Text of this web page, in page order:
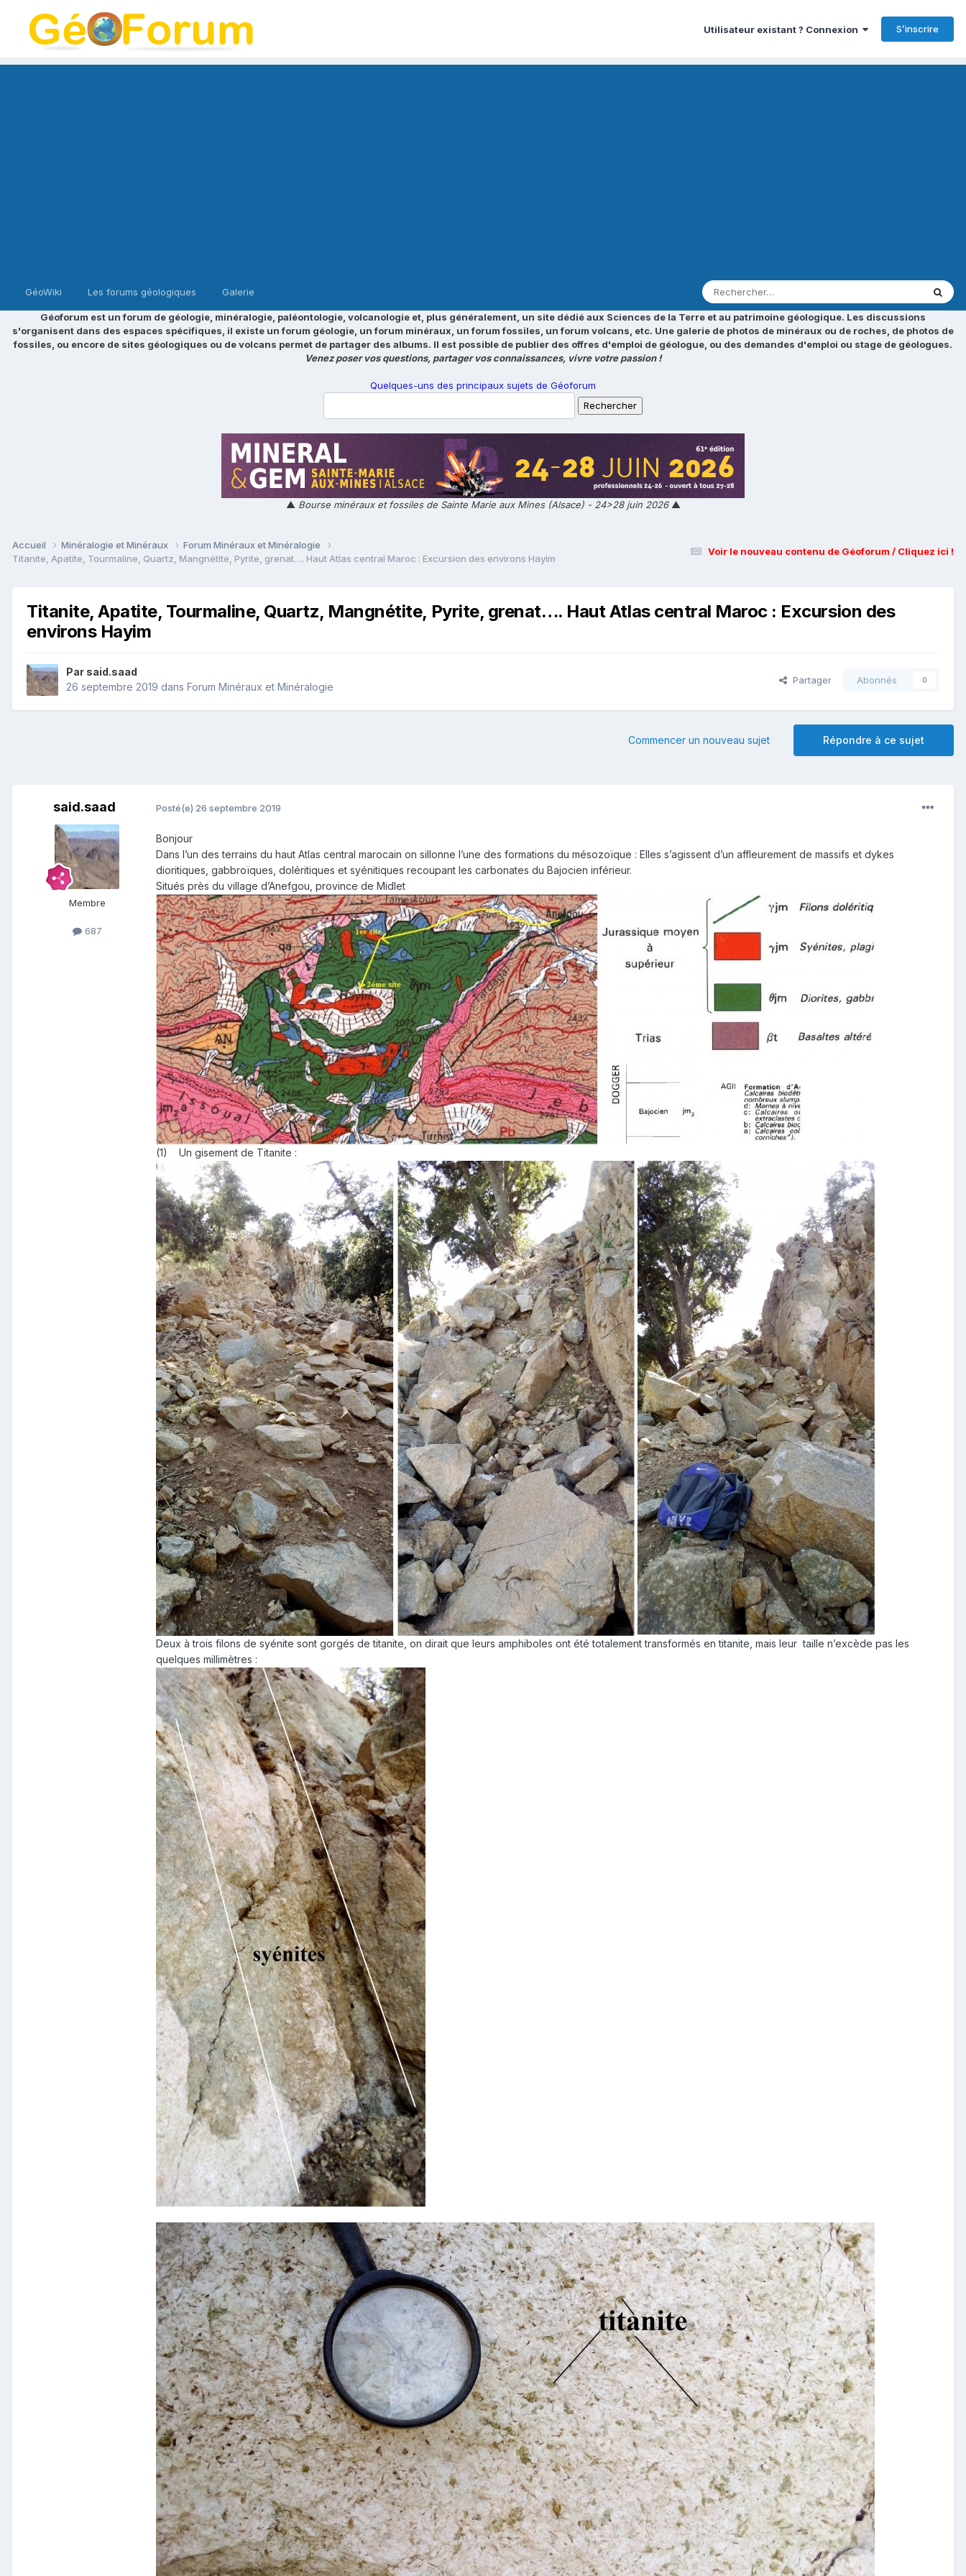
Utilisateur existant ? Connexion S’inscrire
GéoWiki Les forums géologiques Galerie
Géoforum est un forum de géologie, minéralogie, paléontologie, volcanologie et, plus généralement, un site dédié aux Sciences de la Terre et au patrimoine géologique. Les discussions
s'organisent dans des espaces spécifiques, il existe un forum géologie, un forum minéraux, un forum fossiles, un forum volcans, etc. Une galerie de photos de minéraux ou de roches, de photos de
fossiles, ou encore de sites géologiques ou de volcans permet de partager des albums. Il est possible de publier des offres d'emploi de géologue, ou des demandes d'emploi ou stage de géologues.
Venez poser vos questions, partager vos connaissances, vivre votre passion !
Quelques-uns des principaux sujets de Géoforum
▲ Bourse minéraux et fossiles de Sainte Marie aux Mines (Alsace) - 24>28 juin 2026▲
Voir le nouveau contenu de Géoforum / Cliquez ici !
Accueil Minéralogie et Minéraux
Forum Minéraux et Minéralogie
Titanite, Apatite, Tourmaline, Quartz, Mangnétite, Pyrite, grenat…. Haut Atlas central Maroc : Excursion des environs Hayim
Titanite, Apatite, Tourmaline, Quartz, Mangnétite, Pyrite, grenat…. Haut Atlas central Maroc : Excursion des
environs Hayim
Par said.saad
26 septembre 2019 dans Forum Minéraux et Minéralogie
Partager Abonnés 0
Répondre à ce sujet
Commencer un nouveau sujet
said.saad
Membre
687
Posté(e) 26 septembre 2019
Bonjour
Dans l’un des terrains du haut Atlas central marocain on sillonne l’une des formations du mésozoïque : Elles s’agissent d’un affleurement de massifs et dykes
dioritiques, gabbroïques, doléritiques et syénitiques recoupant les carbonates du Bajocien inférieur.
Situés près du village d’Anefgou, province de Midlet
(1) Un gisement de Titanite :
Deux à trois filons de syénite sont gorgés de titanite, on dirait que leurs amphiboles ont été totalement transformés en titanite, mais leur taille n’excède pas les
quelques millimètres :